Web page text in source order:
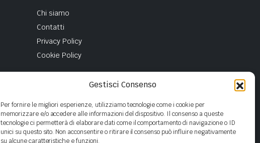
Gestisci Consenso
Per fornire le migliori esperienze, utilizziamo tecnologie come i cookie per
memorizzare e/o accedere alle informazioni del dispositivo. Il consenso a queste
tecnologie ci permetterà di elaborare dati come il comportamento di navigazione o ID
unici su questo sito. Non acconsentire o ritirare il consenso può influire negativamente
su alcune caratteristiche e funzioni.
Chi siamo
Contatti
Privacy Policy
Cookie Policy